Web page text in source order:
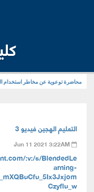
محاضرة توعوية عن مخاطر استخدام
التعليم الهجين فيديو 3
Jun 11 2021 3:22AM
:v:/s/BlendedLe
arning-
Czyflu_w